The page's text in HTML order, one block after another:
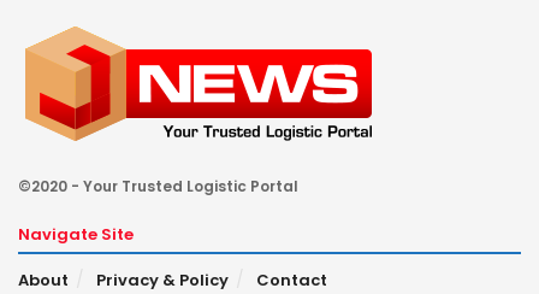
©2020 - Your Trusted Logistic Portal
Navigate Site
About
Privacy & Policy Contact